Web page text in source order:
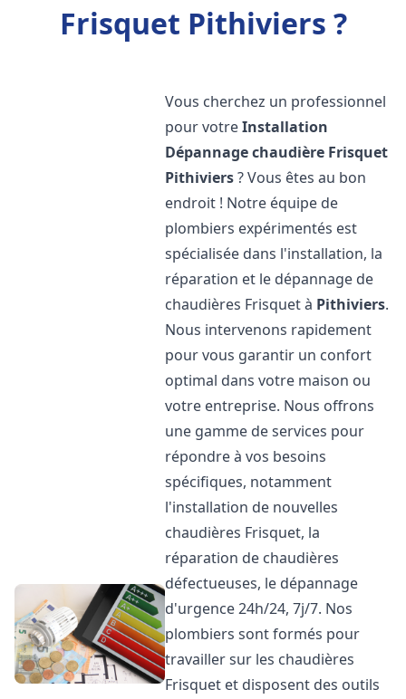
Frisquet Pithiviers ?
Vous cherchez un professionnel
pour votreInstallation
Dépannage chaudière Frisquet
Pithiviers? Vous êtes au bon
endroit ! Notre équipe de
plombiers expérimentés est
spécialisée dans l'installation, la
réparation et le dépannage de
chaudières Frisquet à Pithiviers.
Nous intervenons rapidement
pour vous garantir un confort
optimal dans votre maison ou
votre entreprise. Nous offrons
une gamme de services pour
répondre à vos besoins
spécifiques, notamment
l'installation de nouvelles
chaudières Frisquet, la
réparation de chaudières
défectueuses, le dépannage
d'urgence 24h/24, 7j/7. Nos
plombiers sont formés pour
travailler sur les chaudières
Frisquet et disposent des outils